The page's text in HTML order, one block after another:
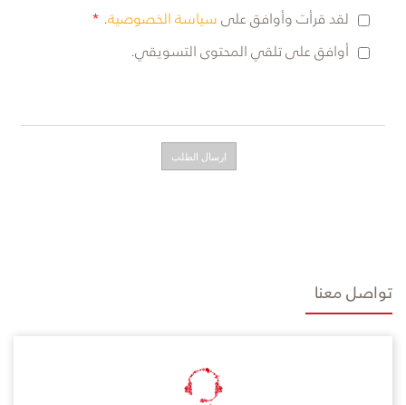
لقد قرأت وأوافق علىسياسة الخصوصية.
أوافق على تلقي المحتوى التسويقي.
تواصل معنا